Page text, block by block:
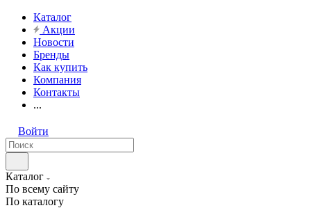
Каталог
Акции
Новости
Бренды
Как купить
Компания
Контакты
...
Войти
Каталог
По всему сайту
По каталогу